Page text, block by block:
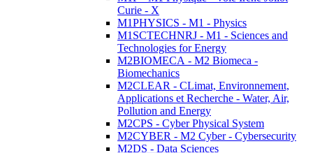
Curie - X
M1PHYSICS - M1 - Physics
M1SCTECHNRJ - M1 - Sciences and
Technologies for Energy
M2BIOMECA - M2 Biomeca -
Biomechanics
M2CLEAR - CLimat, Environnement,
Applications et Recherche - Water, Air,
Pollution and Energy
M2CPS - Cyber Physical System
M2CYBER - M2 Cyber - Cybersecurity
M2DS - Data Sciences